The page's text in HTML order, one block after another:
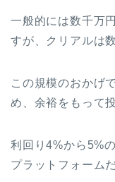
一般的には数千万
すが、クリアルは
この規模のおかげ
め、余裕をもって
利回り4%から5%
プラットフォーム